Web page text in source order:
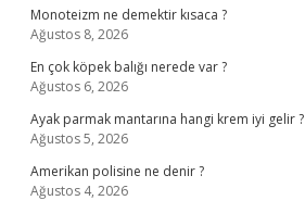
Monoteizm ne demektir kısaca ?
Ağustos 8, 2026
En çok köpek balığı nerede var ?
Ağustos 6, 2026
Ayak parmak mantarına hangi krem iyi gelir ?
Ağustos 5, 2026
Amerikan polisine ne denir ?
Ağustos 4, 2026